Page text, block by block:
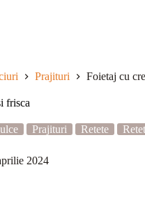
Prajituri Foietaj cu
frisca
Prajituri Retete
2024